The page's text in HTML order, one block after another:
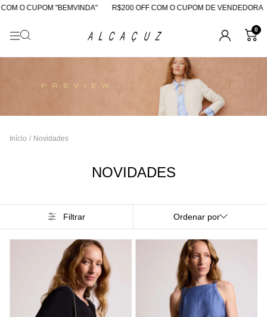
"BEMVINDA" R$200 OFF COM O CUPOM DE VENDEDORA
0
Início / Novidades
NOVIDADES
Filtrar Ordenar por